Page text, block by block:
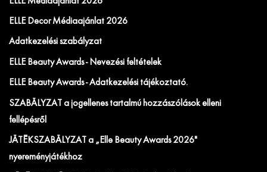
ELLE Decor Médiaajánlat 2026
Adatkezelési szabályzat
ELLE Beauty Awards - Nevezési feltételek
ELLE Beauty Awards - Adatkezelési tájékoztató.
SZABÁLYZAT a jogellenes tartalmú hozzászólások elleni
fellépésről
JÁTÉKSZABÁLYZAT a „Elle Beauty Awards 2026"
nyereményjátékhoz